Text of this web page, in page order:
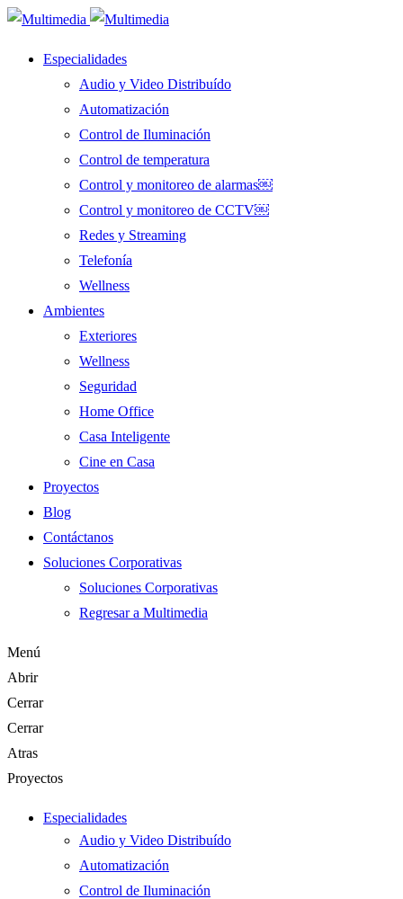
Especialidades
Audio y Video Distribuído
Automatización
Control de Iluminación
Control de temperatura
Control y monitoreo de alarmas￼
Control y monitoreo de CCTV￼
Redes y Streaming
Telefonía
Wellness
Ambientes
Exteriores
Wellness
Seguridad
Home Office
Casa Inteligente
Cine en Casa
Proyectos
Blog
Contáctanos
Soluciones Corporativas
Soluciones Corporativas
Regresar a Multimedia
Menú
Abrir
Cerrar
Cerrar
Atras
Proyectos
Especialidades
Audio y Video Distribuído
Automatización
Control de Iluminación